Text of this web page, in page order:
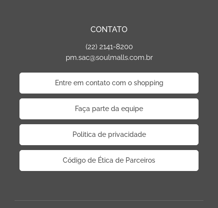
CONTATO
(22) 2141-8200
pm.sac@soulmalls.com.br
Entre em contato com o shopping
Faça parte da equipe
Politica de privacidade
Código de Ética de Parceiros